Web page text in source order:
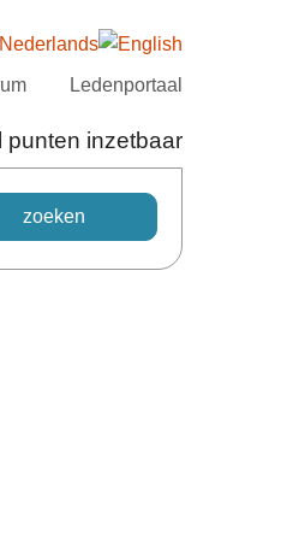
Ledenportaal
inzetbaar